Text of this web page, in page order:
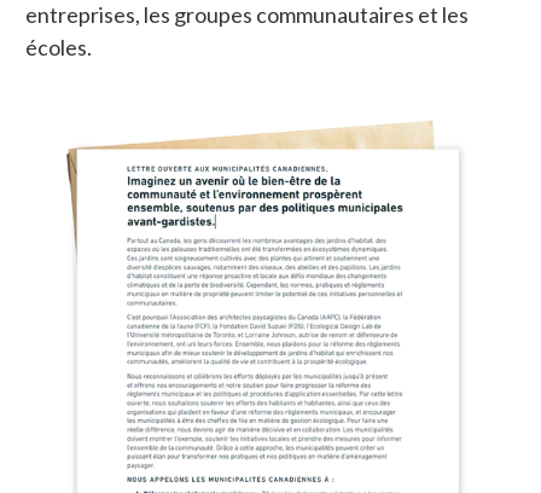
entreprises, les groupes communautaires et les
écoles.